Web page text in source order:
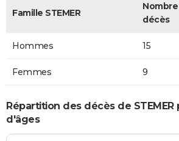
Famille STEMER
décès
Hommes 15
Femmes 9
Répartition des décès de STEMER
d'âges